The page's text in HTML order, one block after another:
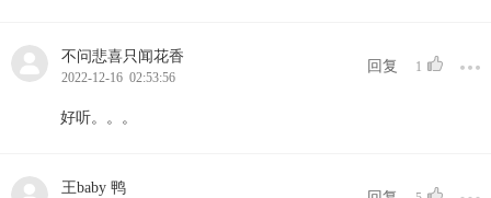
不问悲喜只闻花香
2022-12-16 02:53:56
回复 1
好听。。。
王baby 鸭